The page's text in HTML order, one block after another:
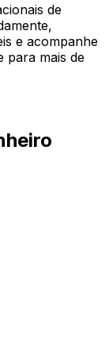
de
e acompanhe
para mais de